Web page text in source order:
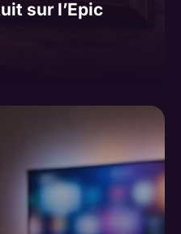
sur l’Epic